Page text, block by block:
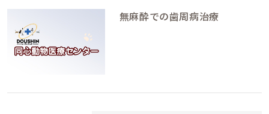
無麻酔での歯周病治療